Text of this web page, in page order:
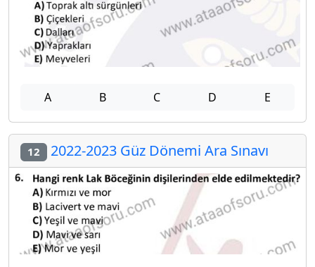
A B C D E
12 2022-2023 Güz Dönemi Ara Sınavı